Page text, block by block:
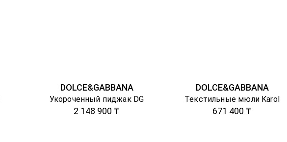
DOLCE&GABBANA
Укороченный пиджак DG
2 148 900 ₸
DOLCE&GABBANA
Текстильные мюли Karol
671 400 ₸